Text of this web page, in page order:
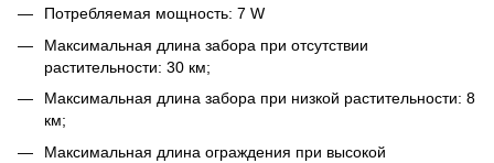
Потребляемая мощность: 7 W
Максимальная длина забора при отсутствии
растительности: 30 км;
Максимальная длина забора при низкой растительности: 8
км;
Максимальная длина ограждения при высокой